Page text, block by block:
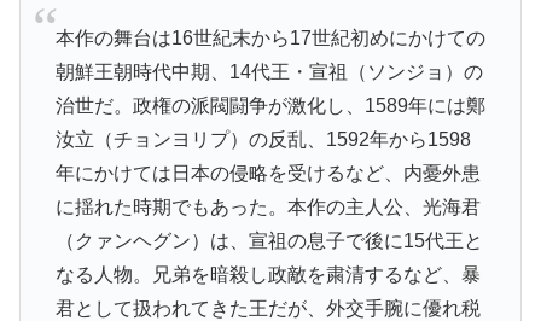
本作の舞台は16世紀末から17世紀初めにかけての
朝鮮王朝時代中期、 14代王・宣祖（ソンジョ）の
治世だ。政権の派閥闘争が激化し、 1589年には鄭
汝立（チョンヨリプ）の反乱、 1592年から1598
年にかけては日本の侵略を受けるなど、内憂外患
に揺れた時期でもあった。本作の主人公、光海君
（クァンヘグン）は、宣祖の息子で後に15代王と
なる人物。兄弟を暗殺し政敵を粛清するなど、暴
君として扱われてきた王だが、外交手腕に優れ税